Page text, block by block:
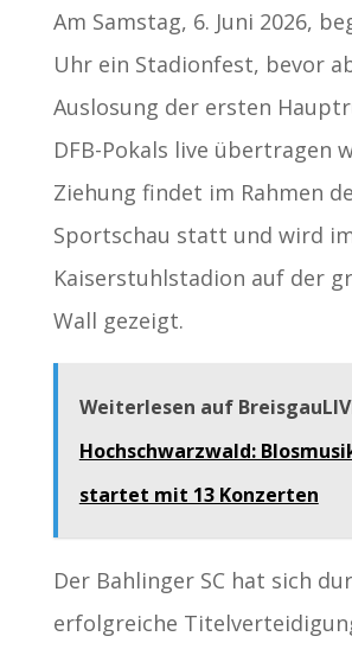
Am Samstag, 6. Juni 2026,
Uhr ein Stadionfest, bevor
Auslosung der ersten
DFB-Pokals live übertragen
Ziehung findet im Rahmen
Sportschau statt und wird
Kaiserstuhlstadion auf der
Wall gezeigt.
Weiterlesen auf
Hochschwarzwald:
startet mit 13 Konzerten
Der Bahlinger SC hat sich
erfolgreiche